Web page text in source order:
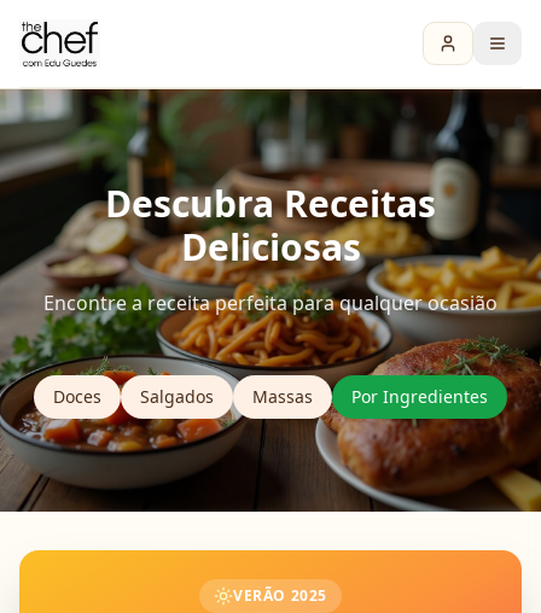
Descubra Receitas
Deliciosas
Encontre a receita perfeita para qualquer ocasião
Doces Salgados Massas Por Ingredientes
VERÃO 2025